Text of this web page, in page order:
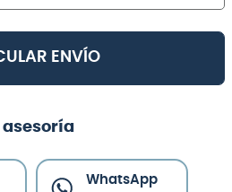
ENVÍO
asesoría
WhatsApp